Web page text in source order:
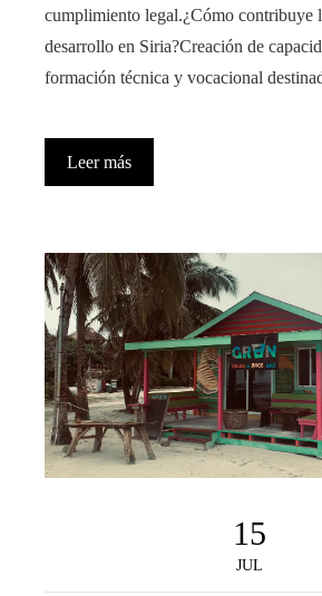
cumplimiento legal.¿Cómo contribuye
desarrollo en Siria?Creación de
formación técnica y vocacional
Leer más
15
JUL